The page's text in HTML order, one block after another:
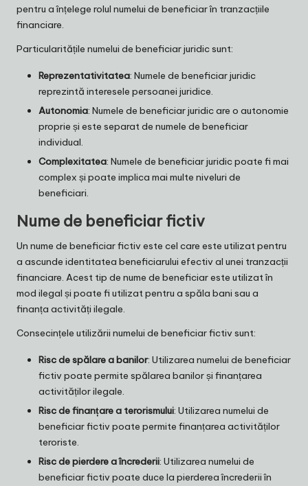
pentru a înțelege rolul numelui de beneficiar în tranzacțiile
financiare.
Particularitățile numelui de beneficiar juridic sunt:
Reprezentativitatea: Numele de beneficiar juridic
reprezintă interesele persoanei juridice.
Autonomia: Numele de beneficiar juridic are o autonomie
proprie și este separat de numele de beneficiar
individual.
Complexitatea: Numele de beneficiar juridic poate fi mai
complex și poate implica mai multe niveluri de
beneficiari.
Nume de beneficiar fictiv
Un nume de beneficiar fictiv este cel care este utilizat pentru
a ascunde identitatea beneficiarului efectiv al unei tranzacții
financiare. Acest tip de nume de beneficiar este utilizat în
mod ilegal și poate fi utilizat pentru a spăla bani sau a
finanța activități ilegale.
Consecințele utilizării numelui de beneficiar fictiv sunt:
Risc de spălare a banilor: Utilizarea numelui de beneficiar
fictiv poate permite spălarea banilor și finanțarea
activităților ilegale.
Risc de finanțare a terorismului: Utilizarea numelui de
beneficiar fictiv poate permite finanțarea activităților
teroriste.
Risc de pierdere a încrederii: Utilizarea numelui de
beneficiar fictiv poate duce la pierderea încrederii în